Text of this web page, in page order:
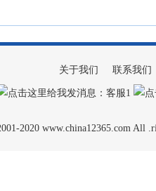
关于我们 联系我们
：客服1
2020 www.china12365.com All